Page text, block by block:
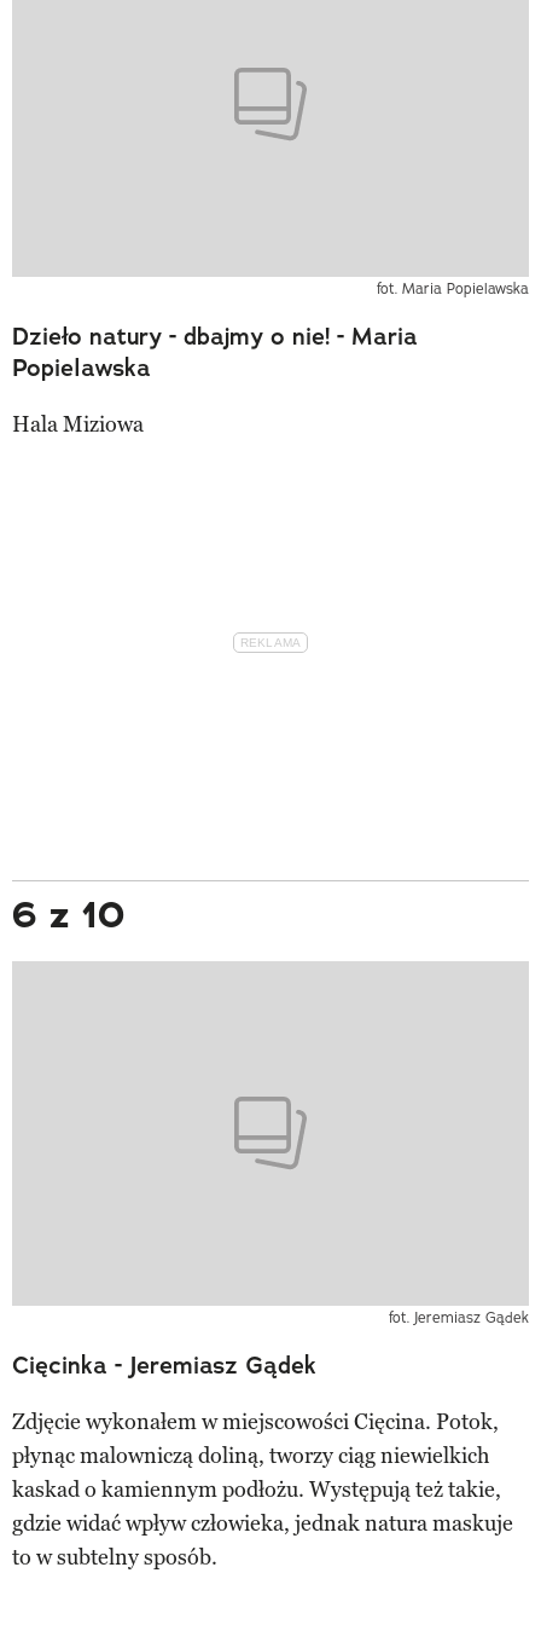
fot. Maria Popielawska
Dzieło natury - dbajmy o nie! - Maria
Popielawska
Hala Miziowa
6 z 10
fot. Jeremiasz Gądek
Cięcinka - Jeremiasz Gądek
Zdjęcie wykonałem w miejscowości Cięcina. Potok,
płynąc malowniczą doliną, tworzy ciąg niewielkich
kaskad o kamiennym podłożu. Występują też takie,
gdzie widać wpływ człowieka, jednak natura maskuje
to w subtelny sposób.